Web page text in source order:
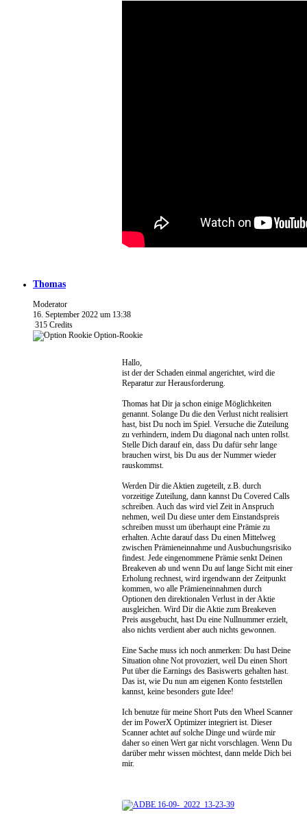
Thomas
Moderator
16. September 2022 um 13:38
315 Credits
Option-Rookie
Hallo,
ist der der Schaden einmal angerichtet, wird die
Reparatur zur Herausforderung.
Thomas hat Dir ja schon einige Möglichkeiten
genannt. Solange Du die den Verlust nicht realisiert
hast, bist Du noch im Spiel. Versuche die Zuteilung
zu verhindern, indem Du diagonal nach unten rollst.
Stelle Dich darauf ein, dass Du dafür sehr lange
brauchen wirst, bis Du aus der Nummer wieder
rauskommst.
Werden Dir die Aktien zugeteilt, z.B. durch
vorzeitige Zuteilung, dann kannst Du Covered Calls
schreiben. Auch das wird viel Zeit in Anspruch
nehmen, weil Du diese unter dem Einstandspreis
schreiben musst um überhaupt eine Prämie zu
erhalten. Achte darauf dass Du einen Mittelweg
zwischen Prämieneinnahme und Ausbuchungsrisiko
findest. Jede eingenommene Prämie senkt Deinen
Breakeven ab und wenn Du auf lange Sicht mit einer
Erholung rechnest, wird irgendwann der Zeitpunkt
kommen, wo alle Prämieneinnahmen durch
Optionen den direktionalen Verlust in der Aktie
ausgleichen. Wird Dir die Aktie zum Breakeven
Preis ausgebucht, hast Du eine Nullnummer erzielt,
also nichts verdient aber auch nichts gewonnen.
Eine Sache muss ich noch anmerken: Du hast Deine
Situation ohne Not provoziert, weil Du einen Short
Put über die Earnings des Basiswerts gehalten hast.
Das ist, wie Du nun am eigenen Konto feststellen
kannst, keine besonders gute Idee!
Ich benutze für meine Short Puts den Wheel Scanner
der im PowerX Optimizer integriert ist. Dieser
Scanner achtet auf solche Dinge und würde mir
daher so einen Wert gar nicht vorschlagen. Wenn Du
darüber mehr wissen möchtest, dann melde Dich bei
mir.